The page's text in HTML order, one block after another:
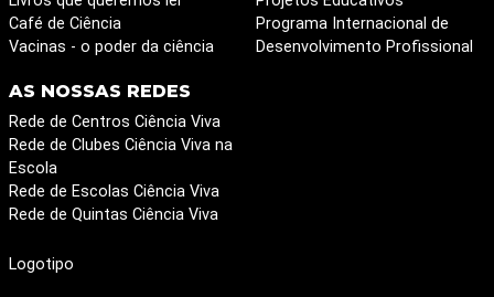
Café de Ciência
Vacinas - o poder da ciência
Programa Internacional de
Desenvolvimento Profissional
AS NOSSAS REDES
Rede de Centros Ciência Viva
Rede de Clubes Ciência Viva na
Escola
Rede de Escolas Ciência Viva
Rede de Quintas Ciência Viva
Logotipo